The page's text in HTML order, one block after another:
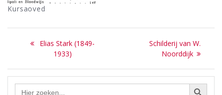
Kursaoved
Bericht
navigatie
Previous
post:
Elias Stark (1849-
1933)
Next
post:
Schilderij van W.
Noorddijk
Zoek Zoekknop